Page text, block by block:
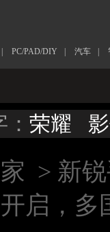
PC/PAD/DIY 汽车
荣耀
> 新
启，多